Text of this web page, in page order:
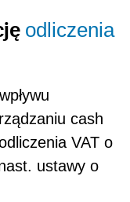
odliczenia
cash
VAT o
ustawy o